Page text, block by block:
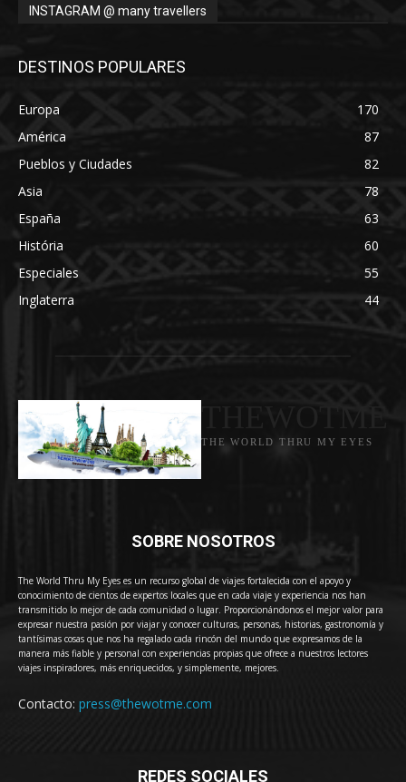
INSTAGRAM @ many travellers
DESTINOS POPULARES
Europa
170
América
87
Pueblos y Ciudades
82
Asia
78
España
63
História
60
Especiales
55
Inglaterra
44
THE WORLD THRU MY EYES
SOBRE NOSOTROS
The World Thru My Eyes es un recurso global de viajes fortalecida con el apoyo y
conocimiento de cientos de expertos locales que en cada viaje y experiencia nos han
transmitido lo mejor de cada comunidad o lugar. Proporcionándonos el mejor valor para
expresar nuestra pasión por viajar y conocer culturas, personas, historias, gastronomía y
tantísimas cosas que nos ha regalado cada rincón del mundo que expresamos de la
manera más fiable y personal con experiencias propias que ofrece a nuestros lectores
viajes inspiradores, más enriquecidos, y simplemente, mejores.
Contacto: press@thewotme.com
REDES SOCIALES